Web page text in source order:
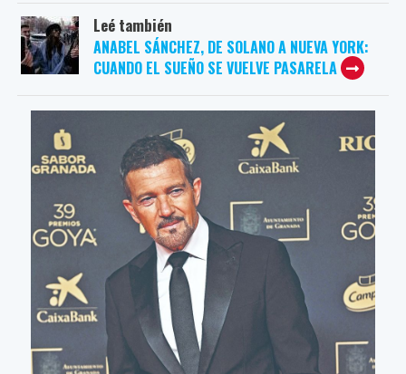
Leé también
ANABEL SÁNCHEZ, DE SOLANO A NUEVA YORK:
CUANDO EL SUEÑO SE VUELVE PASARELA